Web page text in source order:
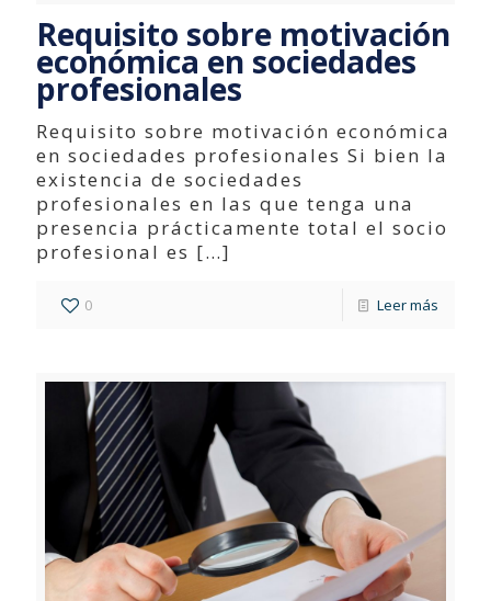
Requisito sobre motivación
económica en sociedades
profesionales
Requisito sobre motivación económica
en sociedades profesionales Si bien la
existencia de sociedades
profesionales en las que tenga una
presencia prácticamente total el socio
profesional es […]
0 Leer más